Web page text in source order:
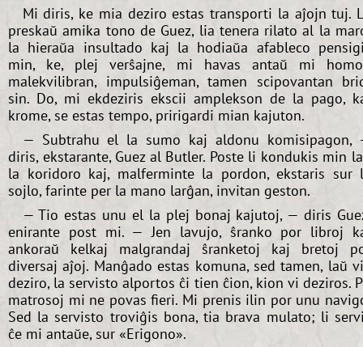
Mi diris, ke mia deziro estas transporti la aĵojn tuj.
preskaŭ amika tono de Guez, lia tenera rilato al la
la hieraŭa insultado kaj la hodiaŭa afableco
min, ke, plej verŝajne, mi havas antaŭ mi
malekvilibran, impulsiĝeman, tamen scipovantan
sin. Do, mi ekdeziris ekscii amplekson de la pago,
krome, se estas tempo, pririgardi mian kajuton.
— Subtrahu el la sumo kaj aldonu komisipagon,
diris, ekstarante, Guez al Butler. Poste li kondukis min
la koridoro kaj, malferminte la pordon, ekstaris sur
sojlo, farinte per la mano larĝan, invitan geston.
— Tio estas unu el la plej bonaj kajutoj, — diris
enirante post mi. — Jen lavujo, ŝranko por libroj
ankoraŭ kelkaj malgrandaj ŝranketoj kaj bretoj
diversaj aĵoj. Manĝado estas komuna, sed tamen, laŭ
deziro, la servisto alportos ĉi tien ĉion, kion vi deziros.
matrosoj mi ne povas fieri. Mi prenis ilin por unu
Sed la servisto troviĝis bona, tia brava mulato; li
ĉe mi antaŭe, sur «Erigono».